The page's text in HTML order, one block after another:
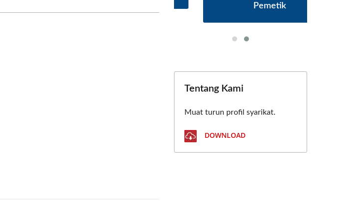
Pemetik
Tentang Kami
Muat turun profil syarikat.
DOWNLOAD